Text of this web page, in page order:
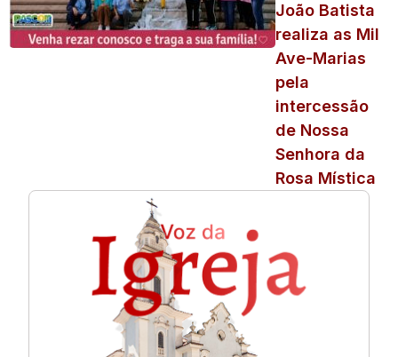
João Batista
realiza as Mil
Ave-Marias
pela
intercessão
de Nossa
Senhora da
Rosa Mística